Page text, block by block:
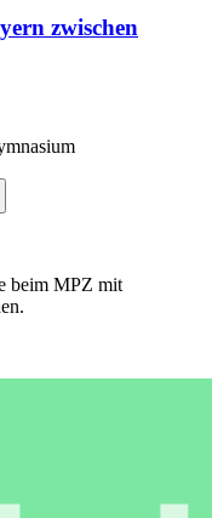
zwischen
beim MPZ mit